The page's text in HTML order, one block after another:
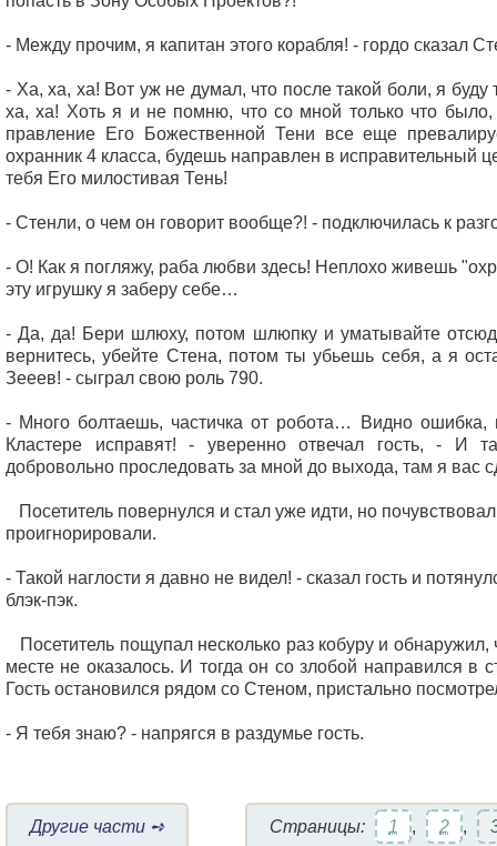
- Между прочим, я капитан этого корабля! - гордо сказал
- Ха, ха, ха! Вот уж не думал, что после такой боли, я буду
ха, ха! Хоть я и не помню, что со мной только что
правление Его Божественной Тени все еще
охранник 4 класса, будешь направлен в исправительный
тебя Его милостивая Тень!
- Стенли, о чем он говорит вообще?! - подключилась к
- О! Как я погляжу, раба любви здесь! Неплохо живешь
эту игрушку я заберу себе…
- Да, да! Бери шлюху, потом шлюпку и уматывайте
вернитесь, убейте Стена, потом ты убьешь себя, а я
Зееев! - сыграл свою роль 790.
- Много болтаешь, частичка от робота… Видно ошибка,
Кластере исправят! - уверенно отвечал гость, - И
добровольно проследовать за мной до выхода, там я вас
Посетитель повернулся и стал уже идти, но
проигнорировали.
- Такой наглости я давно не видел! - сказал гость и
блэк-пэк.
Посетитель пощупал несколько раз кобуру и обнаружил,
месте не оказалось. И тогда он со злобой направился в
Гость остановился рядом со Стеном, пристально
- Я тебя знаю? - напрягся в раздумье гость.
Другие части ➺ Страницы: 1 , 2 ,